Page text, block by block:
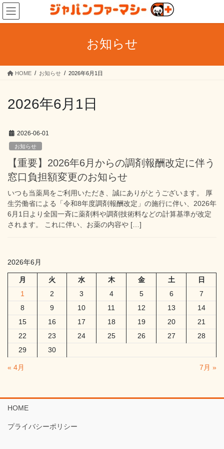
コ
ン
テ
ス
ナ
ビ
ゲ
ン
お知らせ
HOME お知らせ 2026年6月1日
2026年6月1日
2026-06-01
お知らせ
【重要】2026年6月からの調剤報酬改定に伴う
窓口負担額変更のお知らせ
いつも当薬局をご利用いただき、誠にありがとうございます。 厚
生労働省による「令和8年度調剤報酬改定」の施行に伴い、2026年
6月1日より全国一斉に薬剤料や調剤技術料などの計算基準が改定
されます。 これに伴い、お薬の内容や […]
2026年6月
月 火 水 木 金 土
日
1
2 3 4 5 6
7
8
9 10 11 12 13
14
15
16 17 18 19 20
21
22
23 24 25 26 27
28
29
30
« 4月 7月 »
HOME
プライバシーポリシー